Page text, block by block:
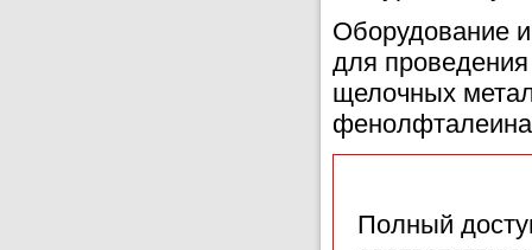
Оборудование
для
щелочных
Полный